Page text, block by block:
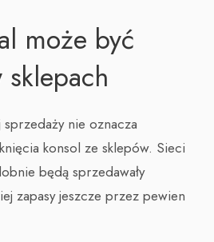
może być
nie oznacza
konsol ze sklepów. Sieci
będą sprzedawały
zapasy jeszcze przez pewien